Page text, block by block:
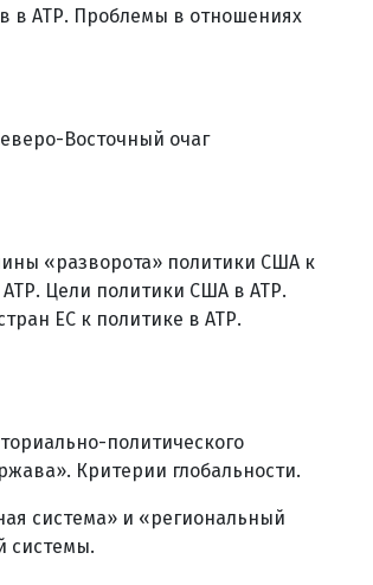
в АТР. Проблемы в отношениях
Восточный очаг
«разворота» политики США к
Цели политики США в АТР.
ЕС к политике в АТР.
политического
Критерии глобальности.
система» и «региональный
системы.